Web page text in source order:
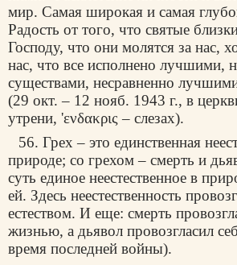
мир. Самая широкая и самая
Радость от того, что святые
Господу, что они молятся за нас,
нас, что все исполнено лучшими,
существами, несравненно
(29 окт. – 12 нояб. 1943 г., в
утрени, 'ενδακρις – слезах).
56. Грех – это единственная
природе; со грехом – смерть и
суть единое неестественное в
ей. Здесь неестественность
естеством. И еще: смерть
жизнью, а дьявол провозгласил
время последней войны).